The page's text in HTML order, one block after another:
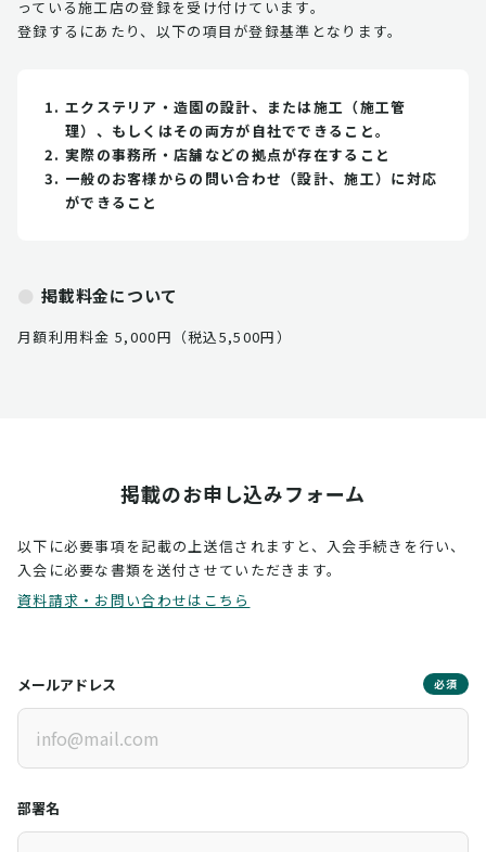
っている施工店の登録を受け付けています。
登録するにあたり、以下の項目が登録基準となります。
エクステリア・造園の設計、または施工（施工管
理）、もしくはその両方が自社でできること。
実際の事務所・店舗などの拠点が存在すること
一般のお客様からの問い合わせ（設計、施工）に対応
ができること
掲載料金について
月額利用料金 5,000円（税込5,500円）
掲載のお申し込みフォーム
以下に必要事項を記載の上送信されますと、入会手続きを行い、
入会に必要な書類を送付させていただきます。
資料請求・お問い合わせはこちら
メールアドレス 必須
部署名